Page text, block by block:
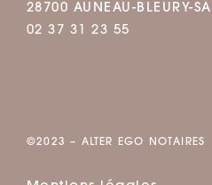
28700 AUNEAU-BLEURY-
02 37 31 23 55
©2023 – ALTER EGO NOTAIRES